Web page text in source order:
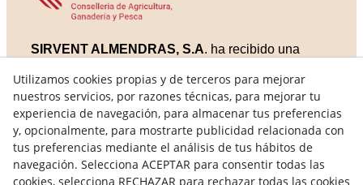
SIRVENT ALMENDRAS, S.A. ha recibido una
ecológica Expte AGCEO/2023/650 de la Conselleria
d´Agricultura, Ramaderia i Pesca, Subdirecció
General de producció ecològica i qualitat
agroalimentaria de la Generalitat Valenciana
+ INFO
Utilizamos cookies propias y de terceros para mejorar
nuestros servicios, por razones técnicas, para mejorar tu
experiencia de navegación, para almacenar tus preferencias
y, opcionalmente, para mostrarte publicidad relacionada con
tus preferencias mediante el análisis de tus hábitos de
navegación. Selecciona ACEPTAR para consentir todas las
cookies, selecciona RECHAZAR para rechazar todas las cookies